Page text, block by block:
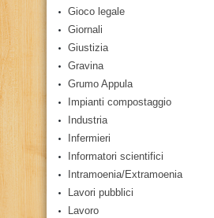
Gioco legale
Giornali
Giustizia
Gravina
Grumo Appula
Impianti compostaggio
Industria
Infermieri
Informatori scientifici
Intramoenia/Extramoenia
Lavori pubblici
Lavoro